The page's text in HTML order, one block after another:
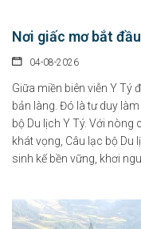
Nơi giấc mơ bắt đầu
04-08-2026
Giữa miền biên viễn Y
bản làng. Đó là tư duy
bộ Du lịch Y Tý. Với
khát vọng, Câu lạc bộ Du
sinh kế bền vững, khơi